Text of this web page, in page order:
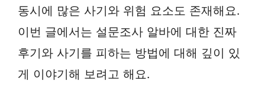
동시에 많은 사기와 위험 요소도 존재해요.
이번 글에서는 설문조사 알바에 대한 진짜
후기와 사기를 피하는 방법에 대해 깊이 있
게 이야기해 보려고 해요.